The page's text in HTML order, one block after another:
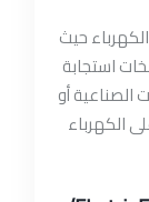
حيث
استجابة
أو
الكهرباء